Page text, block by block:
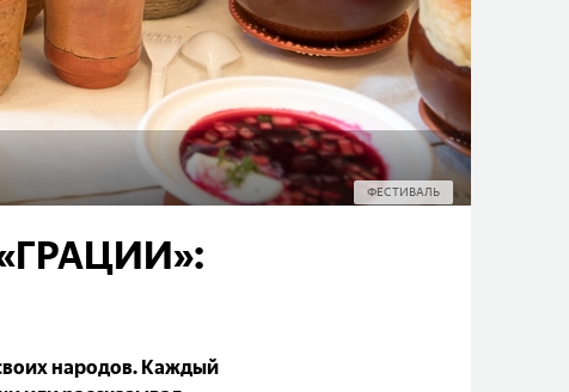
ФЕСТИВАЛЬ
народов. Каждый